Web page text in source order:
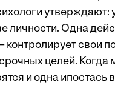
утверждают:
личности. Одна
контролирует свои
целей. Когда
и одна ипостась